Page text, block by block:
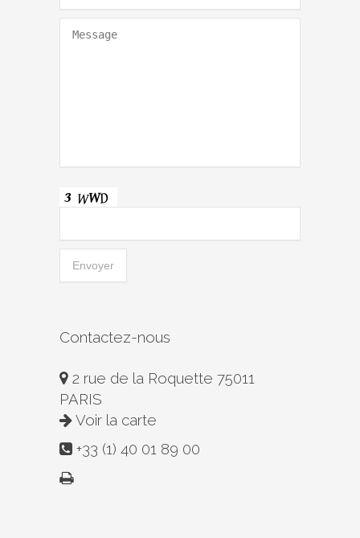
Contactez-nous
2 rue de la Roquette 75011
PARIS
Voir la carte
+33 (1) 40 01 89 00